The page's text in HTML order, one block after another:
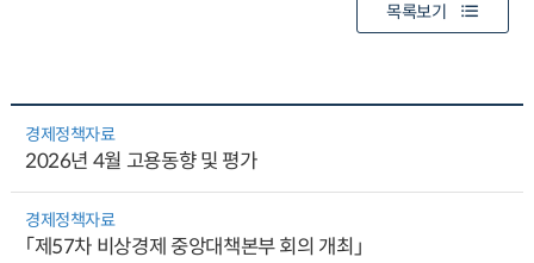
목록보기
경제정책자료
2026년 4월 고용동향 및 평가
경제정책자료
「제57차 비상경제 중앙대책본부 회의 개최」